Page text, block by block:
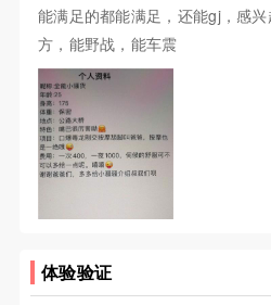
能满足的都能满足，还能gj，感
方，能野战，能车震
体验验证